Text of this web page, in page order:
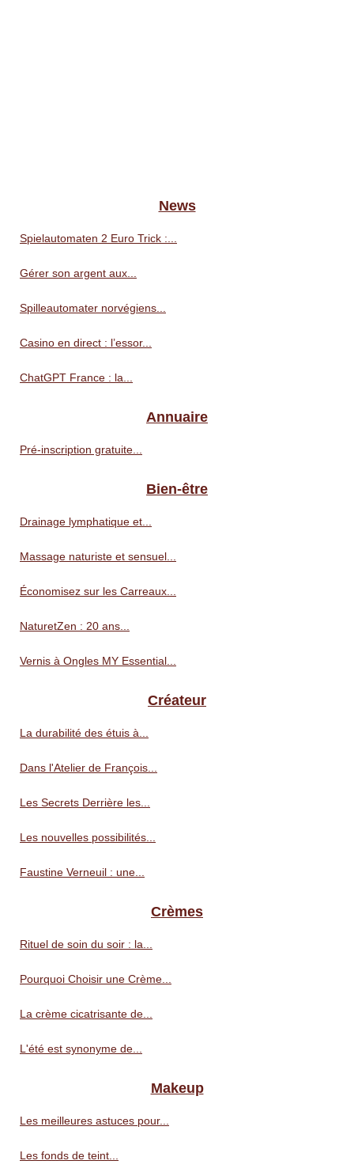
News
Spielautomaten 2 Euro Trick :...
Gérer son argent aux...
Spilleautomater norvégiens...
Casino en direct : l’essor...
ChatGPT France : la...
Annuaire
Pré‑inscription gratuite...
Bien-être
Drainage lymphatique et...
Massage naturiste et sensuel...
Économisez sur les Carreaux...
NaturetZen : 20 ans...
Vernis à Ongles MY Essential...
Créateur
La durabilité des étuis à...
Dans l'Atelier de François...
Les Secrets Derrière les...
Les nouvelles possibilités...
Faustine Verneuil : une...
Crèmes
Rituel de soin du soir : la...
Pourquoi Choisir une Crème...
La crème cicatrisante de...
L'été est synonyme de...
Makeup
Les meilleures astuces pour...
Les fonds de teint...